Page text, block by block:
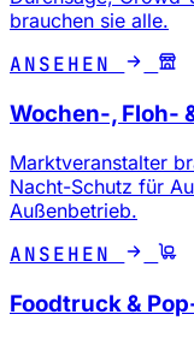
brauchen sie alle.
ANSEHEN
Wochen-, Floh-
Marktveranstalter
Nacht-Schutz für
Außenbetrieb.
ANSEHEN
Foodtruck &